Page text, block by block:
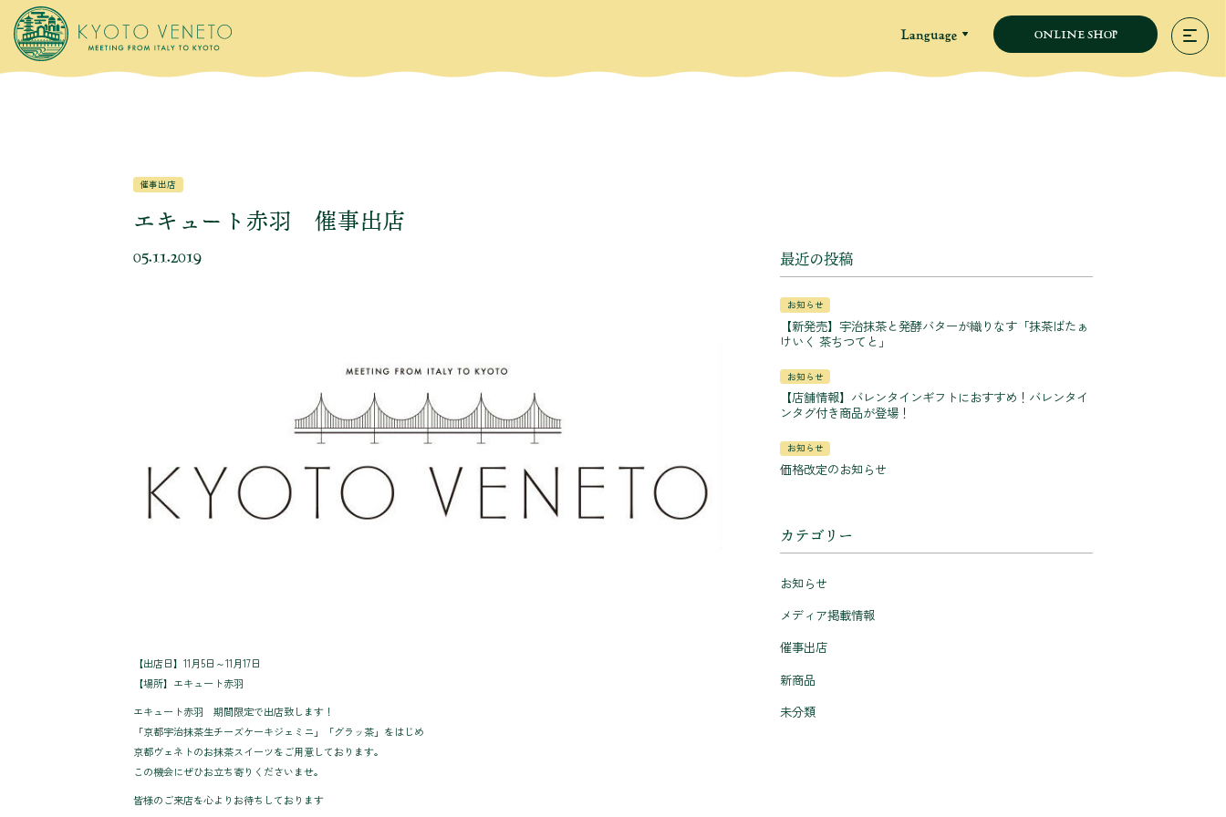
Language ONLINE SHOP
催事出店
エキュート赤羽 催事出店
05.11.2019
【出店日】11月5日～11月17日
【場所】エキュート赤羽
エキュート赤羽 期間限定で出店致します！
「京都宇治抹茶生チーズケーキジェミニ」「グラッ茶」をはじめ
京都ヴェネトのお抹茶スイーツをご用意しております。
この機会にぜひお立ち寄りくださいませ。
皆様のご来店を心よりお待ちしております
最近の投稿
お知らせ
【新発売】宇治抹茶と発酵バターが織りなす「抹茶ばたぁ
けいく 茶ちつてと」
お知らせ
【店舗情報】バレンタインギフトにおすすめ！バレンタイ
ンタグ付き商品が登場！
お知らせ
価格改定のお知らせ
カテゴリー
お知らせ
メディア掲載情報
催事出店
新商品
未分類